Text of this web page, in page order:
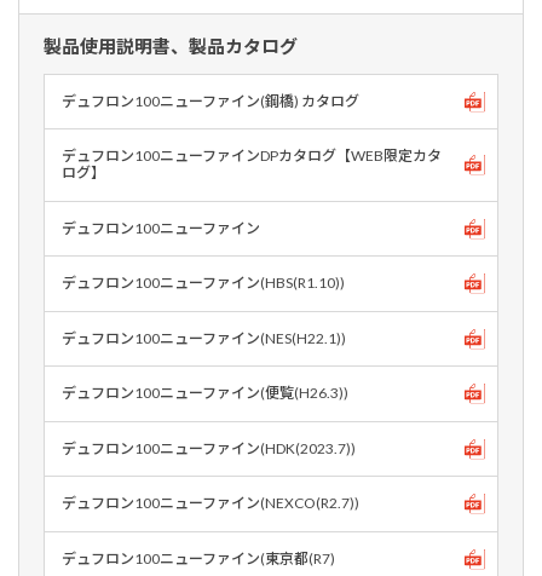
製品使用説明書、製品カタログ
デュフロン100ニューファイン(鋼橋) カタログ
デュフロン100ニューファインDPカタログ【WEB限定カタ
ログ】
デュフロン100ニューファイン
デュフロン100ニューファイン(HBS(R1.10))
デュフロン100ニューファイン(NES(H22.1))
デュフロン100ニューファイン(便覧(H26.3))
デュフロン100ニューファイン(HDK(2023.7))
デュフロン100ニューファイン(NEXCO(R2.7))
デュフロン100ニューファイン(東京都(R7)